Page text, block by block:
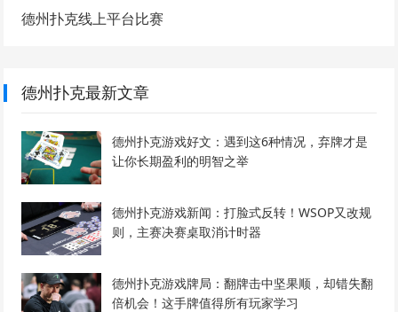
德州扑克线上平台比赛
德州扑克最新文章
德州扑克游戏好文：遇到这6种情况，弃牌才是
让你长期盈利的明智之举
德州扑克游戏新闻：打脸式反转！WSOP又改规
则，主赛决赛桌取消计时器
德州扑克游戏牌局：翻牌击中坚果顺，却错失翻
倍机会！这手牌值得所有玩家学习